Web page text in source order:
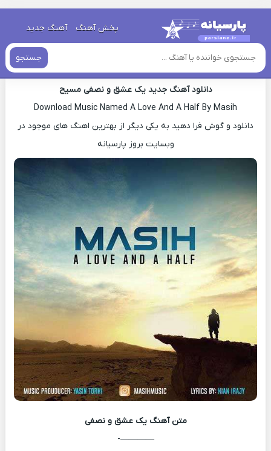
پخش آهنگ آهنگ جدید
جستجو
خانه » دانلود آهنگ جدید
اهنگ مسیح یک عشق و نصفی جدید
دانلود آهنگ جدید یک عشق و نصفی مسیح
Download Music Named A Love And A Half By Masih
دانلود و گوش فرا دهید به یکی دیگر از بهترین اهنگ های موجود در
وبسایت بروز پارسیانه
متن آهنگ یک عشق و نصفی
————-